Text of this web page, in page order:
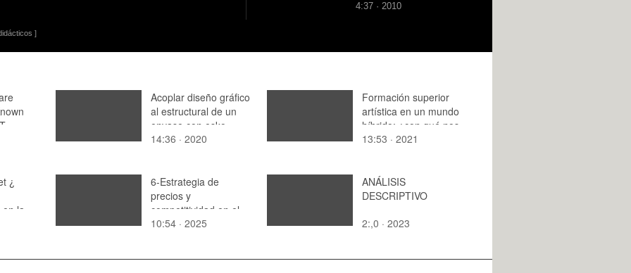
]
4:37 · 2010
Acoplar diseño gráfico
al estructural de un
envase con esko
14:36 · 2020
Formación superior
artística en un mundo
híbrido: ¿con qué nos
quedamos?
13:53 · 2021
¿
la
2025
6-Estrategia de
precios y
competitividad en el
mercado en Sim
10:54 · 2025
ANÁLISIS
DESCRIPTIVO
2:,0 · 2023